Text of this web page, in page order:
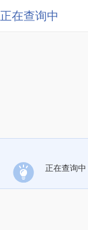
正在查询中
正在查询